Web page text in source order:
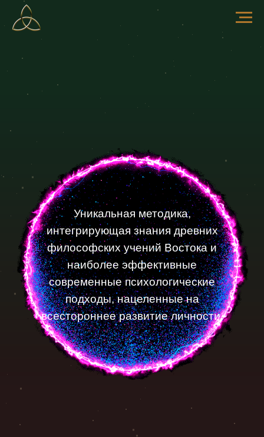
Уникальная методика,
интегрирующая знания древних
философских учений Востока и
наиболее эффективные
современные психологические
подходы, нацеленные на
всестороннее развитие личности.